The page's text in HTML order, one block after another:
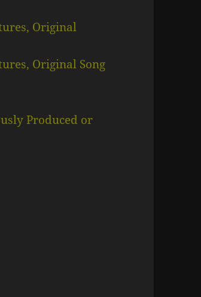
Original
Original Song
Produced or